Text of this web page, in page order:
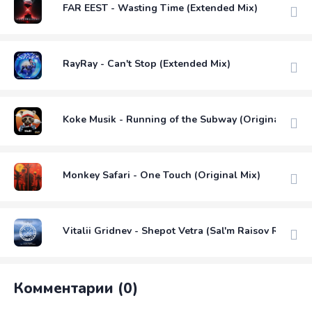
FAR EEST - Wasting Time (Extended Mix)
RayRay - Can't Stop (Extended Mix)
Koke Musik - Running of the Subway (Original Mix)
Monkey Safari - One Touch (Original Mix)
Vitalii Gridnev - Shepot Vetra (Sal'm Raisov Remix)
Комментарии (0)